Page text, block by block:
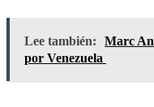
Lee también:
Marc
por Venezuela